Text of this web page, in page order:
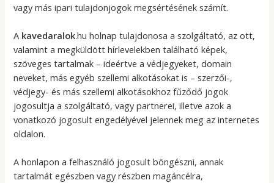
vagy más ipari tulajdonjogok megsértésének számít.
A kavedaralok.hu holnap tulajdonosa a szolgáltató, az ott,
valamint a megküldött hírlevelekben található képek,
szöveges tartalmak – ideértve a védjegyeket, domain
neveket, más egyéb szellemi alkotásokat is – szerzői-,
védjegy- és más szellemi alkotásokhoz fűződő jogok
jogosultja a szolgáltató, vagy partnerei, illetve azok a
vonatkozó jogosult engedélyével jelennek meg az internetes
oldalon.
A honlapon a felhasználó jogosult böngészni, annak
tartalmát egészben vagy részben magáncélra,